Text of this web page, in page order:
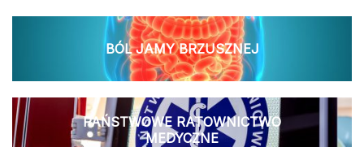
BÓL JAMY BRZUSZNEJ
PAŃSTWOWE RATOWNICTWO
MEDYCZNE